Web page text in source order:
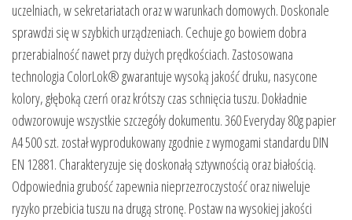
uczelniach, w sekretariatach oraz w warunkach domowych. Doskonale
sprawdzi się w szybkich urządzeniach. Cechuje go bowiem dobra
przerabialność nawet przy dużych prędkościach. Zastosowana
technologia ColorLok® gwarantuje wysoką jakość druku, nasycone
kolory, głęboką czerń oraz krótszy czas schnięcia tuszu. Dokładnie
odwzorowuje wszystkie szczegóły dokumentu. 360 Everyday 80g papier
A4 500 szt. został wyprodukowany zgodnie z wymogami standardu DIN
EN 12881. Charakteryzuje się doskonałą sztywnością oraz białością.
Odpowiednia grubość zapewnia nieprzezroczystość oraz niweluje
ryzyko przebicia tuszu na drugą stronę. Postaw na wysokiej jakości